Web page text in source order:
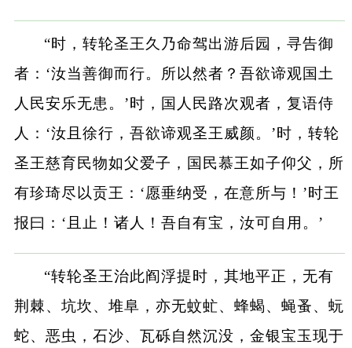
“时，转轮圣王久乃命驾出游后园，寻告御
者：‘汝当善御而行。所以然者？吾欲谛观国土
人民安乐无患。’时，国人民路次观者，复语侍
人：‘汝且徐行，吾欲谛观圣王威颜。’时，转轮
圣王慈育民物如父爱子，国民慕王如子仰父，所
有珍琦尽以贡王：‘愿垂纳受，在意所与！’时王
报曰：‘且止！诸人！吾自有宝，汝可自用。’
“转轮圣王治此阎浮提时，其地平正，无有
荆棘、坑坎、堆阜，亦无蚊虻、蜂蝎、蝇蚤、蚖
蛇、恶虫，石沙、瓦砾自然沉没，金银宝玉现于